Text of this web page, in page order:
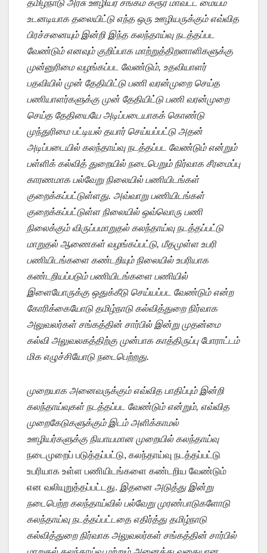
தமிழ்நாடு அரசு ஊழியர் சங்கம் கரூர் மாவட்ட மையம்
உடனடியாக தலையிட்டு எந்த ஒரு ஊழியருக்கும் எவ்வித
பிரச்சனையும் இன்றி இந்த கலந்தாய்வு நடத்தப்பட
வேண்டும் எனவும் குறிப்பாக மாற்றுத்திறனாளிகளுக்கு
முன்னுரிமை வழங்கப்பட வேண்டும், உதவியாளர்
பதவியில் முன் தேதியிட்டு பணி வரன்முறை செய்த
பணியாளர்களுக்கு முன் தேதியிட்டு பணி வரன்முறை
செய்த தேதியையே அடிப்படையாகக் கொண்டு
முந்துரிமை பட்டியல் தயார் செய்யப்பட்டு அதன்
அடிப்படையில் கலந்தாய்வு நடத்தப்பட வேண்டும் என்றும்
பள்ளிக் கல்வித் துறையில் நடைபெறும் நிர்வாக சீரமைப்பு
காரணமாக பல்வேறு நிலையில் பணியிடங்கள்
குறைக்கப்பட்டுள்ளது. அவ்வாறு பணியிடங்கள்
குறைக்கப்பட்டுள்ள நிலையில் ஒவ்வொரு பணி
நிலைக்கும் விருப்பமாறுதல் கலந்தாய்வு நடத்தப்பட்டு
மாறுதல் ஆணைகள் வழங்கப்பட்டு, மீதமுள்ள உபரி
பணியிடங்களை கண்டறியும் நிலையில் உபரியாக
கண்டறியப்படும் பணியிடங்களை பணியில்
இளையோருக்கு ஒதுக்கீடு செய்யப்பட வேண்டும் என்ற
கோரிக்கையோடு தமிழ்நாடு கல்வித்துறை நிர்வாக
அலுவலர்கள் சங்கத்தின் சார்பில் இன்று முதன்மை
கல்வி அலுவலகத்திற்கு முன்பாக காத்திருப்பு போராட்டம்
மிக எழுச்சியோடு நடைபெற்றது.
முறையாக அனைவருக்கும் எவ்வித பாதிப்பும் இன்றி
கலந்தாய்வுகள் நடத்தப்பட வேண்டும் என்றும், எவ்வித
முறைகேடுகளுக்கும் இடம் அளிக்காமல்
ஊழியர்களுக்கு நியாயமான முறையில் கலந்தாய்வு
நடைமுறைப் படுத்தப்பட்டு, கலந்தாய்வு நடத்தப்பட்டு
உபரியாக உள்ள பணியிடங்களை கண்டறிய வேண்டும்
என வலியுறுத்தப்பட்டது. இதனை அடுத்து இன்று
நடைபெற்ற கலந்தாய்வில் பல்வேறு முரண்பாடுகளோடு
கலந்தாய்வு நடத்தப்பட்டதை எதிர்த்து தமிழ்நாடு
கல்வித்துறை நிர்வாக அலுவலர்கள் சங்கத்தின் சார்பில்